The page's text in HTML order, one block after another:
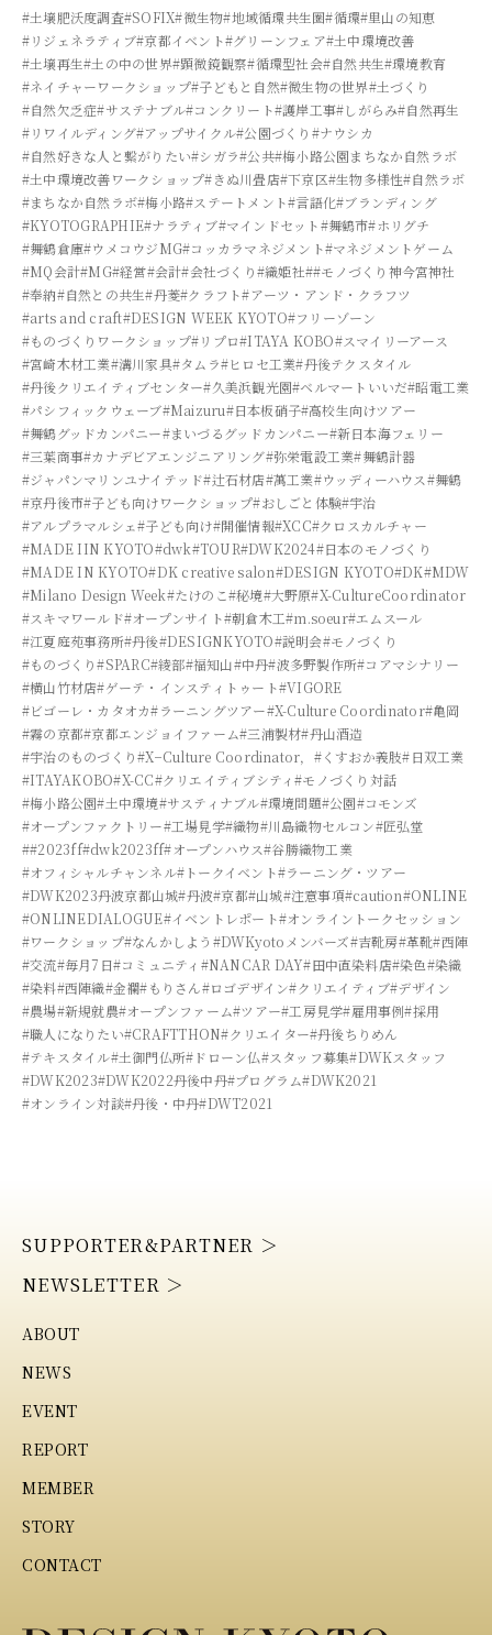
#土壌肥沃度調査#SOFIX#微生物#地域循環共生圏#循環#里山の知恵
#リジェネラティブ#京都イベント#グリーンフェア#土中環境改善
#土壌再生#土の中の世界#顕微鏡観察#循環型社会#自然共生#環境教育
#ネイチャーワークショップ#子どもと自然#微生物の世界#土づくり
#自然欠乏症#サステナブル#コンクリート#護岸工事#しがらみ#自然再生
#リワイルディング#アップサイクル#公園づくり #ナウシカ
#自然好きな人と繋がりたい#シガラ#公共#梅小路公園まちなか自然ラボ
#土中環境改善ワークショップ#きぬ川畳店#下京区#生物多様性#自然ラボ
#まちなか自然ラボ#梅小路#ステートメント#言語化#ブランディング
#KYOTOGRAPHIE#ナラティブ#マインドセット#舞鶴市#ホリグチ
#舞鶴倉庫#ウメコウジMG#コッカラマネジメント#マネジメントゲーム
#MQ会計#MG#経営#会計#会社づくり#織姫社##モノづくり神今宮神社
#奉納#自然との共生#丹菱#クラフト#アーツ・アンド・クラフツ
#arts and craft#DESIGN WEEK KYOTO#フリーゾーン
#ものづくりワークショップ#リプロ#ITAYA KOBO#スマイリーアース
#宮崎木材工業#溝川家具#タムラ#ヒロセ工業#丹後テクスタイル
#丹後クリエイティブセンター#久美浜観光園#ベルマートいいだ#昭電工業
#パシフィックウェーブ#Maizuru#日本板硝子#高校生向けツアー
#舞鶴グッドカンパニー#まいづるグッドカンパニー#新日本海フェリー
#三葉商事#カナデビアエンジニアリング#弥栄電設工業#舞鶴計器
#ジャパンマリンユナイテッド#辻石材店#萬工業#ウッディーハウス#舞鶴
#京丹後市#子ども向けワークショップ#おしごと体験#宇治
#アルプラマルシェ#子ども向け#開催情報#XCC#クロスカルチャー
#MADE IIN KYOTO#dwk#TOUR#DWK2024#日本のモノづくり
#MADE IN KYOTO#DK creative salon#DESIGN KYOTO#DK#MDW
#Milano Design Week#たけのこ#秘境#大野原#X-CultureCoordinator
#スキマワールド#オープンサイト#朝倉木工#m.soeur#エムスール
#江夏庭苑事務所#丹後#DESIGNKYOTO#説明会#モノづくり
#ものづくり#SPARC#綾部#福知山#中丹#波多野製作所#コアマシナリー
#横山竹材店#ゲーテ・インスティトゥート#VIGORE
#ビゴーレ・カタオカ#ラーニングツアー#X-Culture Coordinator#亀岡
#霧の京都#京都エンジョイファーム#三浦製材#丹山酒造
#宇治のものづくり#X−Culture Coordinator， #くすおか義肢#日双工業
#ITAYAKOBO#X-CC#クリエイティブシティ#モノづくり対話
#梅小路公園#土中環境#サスティナブル#環境問題#公園#コモンズ
#オープンファクトリー#工場見学#織物#川島織物セルコン#匠弘堂
##2023ff#dwk2023ff#オープンハウス#谷勝織物工業
#オフィシャルチャンネル#トークイベント#ラーニング・ツアー
#DWK2023丹波京都山城#丹波#京都#山城#注意事項#caution#ONLINE
#ONLINEDIALOGUE#イベントレポート#オンライントークセッション
#ワークショップ#なんかしよう #DWKyotoメンバーズ#吉靴房#革靴#西陣
#交流#毎月7日#コミュニティ #NANCAR DAY#田中直染料店#染色#染織
#染料#西陣織#金襴#もりさん#ロゴデザイン#クリエイティブ#デザイン
#農場#新規就農#オープンファーム#ツアー#工房見学#雇用事例#採用
#職人になりたい#CRAFTTHON#クリエイター#丹後ちりめん
#テキスタイル#土御門仏所#ドローン仏#スタッフ募集#DWKスタッフ
#DWK2023#DWK2022丹後中丹#プログラム#DWK2021
#オンライン対談#丹後・中丹#DWT2021
SUPPORTER&PARTNER ＞
NEWSLETTER ＞
ABOUT
NEWS
EVENT
REPORT
MEMBER
STORY
CONTACT